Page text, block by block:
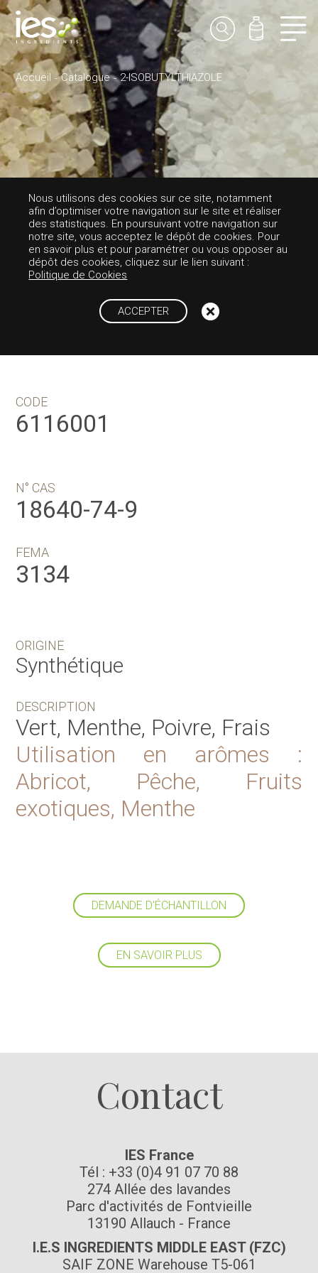
Accueil Catalogue 2-ISOBUTYLTHIAZOLE
AROMES-SUCRÉE
2-ISOBUTYLTHIAZ
Nous utilisons des cookies sur ce site, notamment
afin d’optimiser votre navigation sur le site et réaliser
des statistiques. En poursuivant votre navigation sur
notre site, vous acceptez le dépôt de cookies. Pour
en savoir plus et pour paramétrer ou vous opposer au
dépôt des cookies, cliquez sur le lien suivant :
Politique de Cookies
ACCEPTER
CODE
6116001
N° CAS
18640-74-9
FEMA
3134
ORIGINE
Synthétique
DESCRIPTION
Vert, Menthe, Poivre, Frais
Utilisation en arômes :
Abricot, Pêche, Fruits
exotiques, Menthe
DEMANDE D'ÉCHANTILLON
EN SAVOIR PLUS
Contact
IES France
Tél : +33 (0)4 91 07 70 88
274 Allée des lavandes
Parc d'activités de Fontvieille
13190 Allauch - France
I.E.S INGREDIENTS MIDDLE EAST (FZC)
SAIF ZONE Warehouse T5-061